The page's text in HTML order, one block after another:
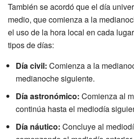
También se acordó que el día
medio, que comienza a la
el uso de la hora local en cada
tipos de días:
Día civil: Comienza a la
medianoche siguiente.
Día astronómico: Comienza al
continúa hasta el mediodía
Día náutico: Concluye al